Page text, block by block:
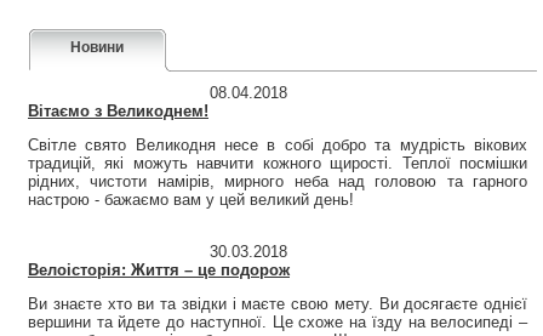
Новини
08.04.2018
Вітаємо з Великоднем!
Світле свято Великодня несе в собі добро та мудрість вікових
традицій, які можуть навчити кожного щирості. Теплої посмішки
рідних, чистоти намірів, мирного неба над головою та гарного
настрою - бажаємо вам у цей великий день!
30.03.2018
Велоісторія: Життя – це подорож
Ви знаєте хто ви та звідки і маєте свою мету. Ви досягаєте однієї
вершини та йдете до наступної. Це схоже на їзду на велосипеді –